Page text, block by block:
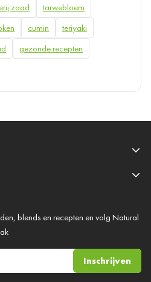
zaad
tarwebloem
cumin
teriyaki
gezonde recepten
blends en recepten en volg Natural
Inschrijven